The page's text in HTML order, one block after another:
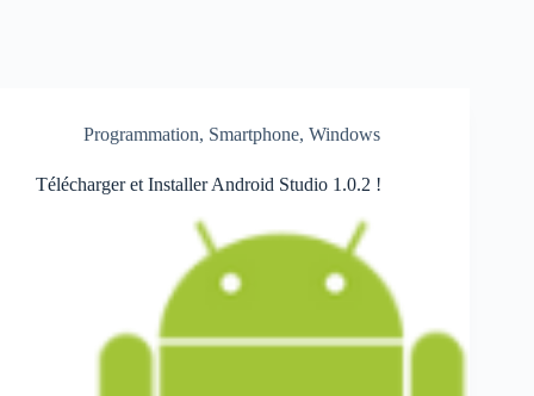
Programmation, Smartphone, Windows
Télécharger et Installer Android Studio 1.0.2 !